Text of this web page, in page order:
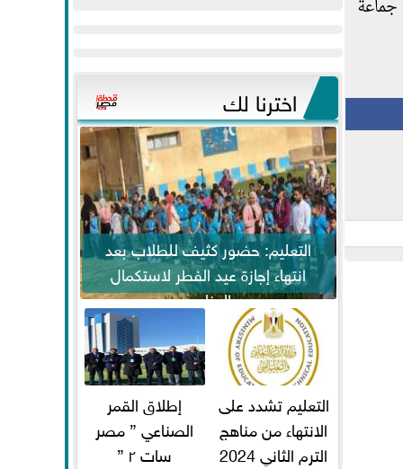
إلى وصول جماعة
اخترنا لك
التعليم: حضور كثيف للطلاب بعد
انتهاء إجازة عيد الفطر لاستكمال
المناهج
التعليم تشدد على
الانتهاء من مناهج
الترم الثاني 2024
إطلاق القمر
الصناعي ” مصر
سات ٢ ”